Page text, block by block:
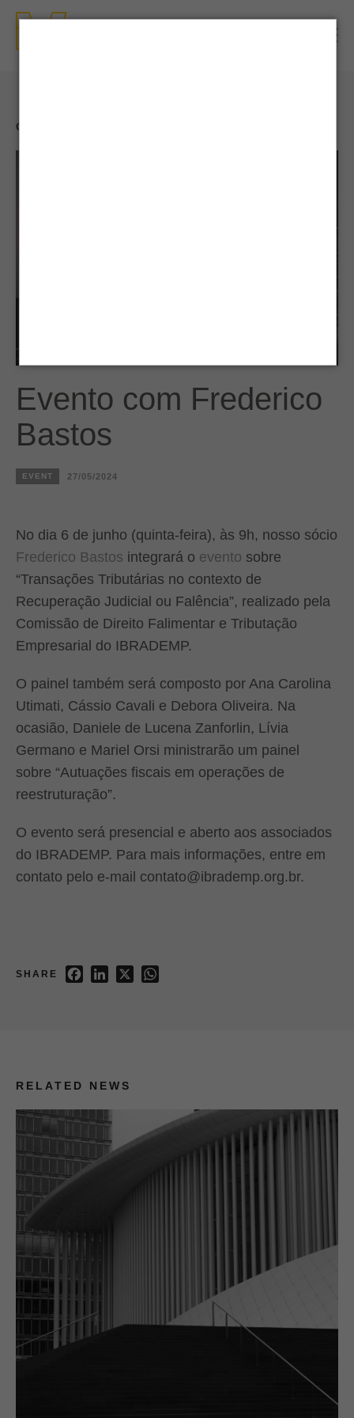
CONTENTS
Evento com Frederico
Bastos
EVENT 27/05/2024
No dia 6 de junho (quinta-feira), às 9h, nosso sócio
Frederico Bastos integrará o evento sobre
“Transações Tributárias no contexto de
Recuperação Judicial ou Falência”, realizado pela
Comissão de Direito Falimentar e Tributação
Empresarial do IBRADEMP.
O painel também será composto por Ana Carolina
Utimati, Cássio Cavali e Debora Oliveira. Na
ocasião, Daniele de Lucena Zanforlin, Lívia
Germano e Mariel Orsi ministrarão um painel
sobre “Autuações fiscais em operações de
reestruturação”.
O evento será presencial e aberto aos associados
do IBRADEMP. Para mais informações, entre em
contato pelo e-mail contato@ibrademp.org.br.
SHARE FacebookLinkedIn
RELATED NEWS